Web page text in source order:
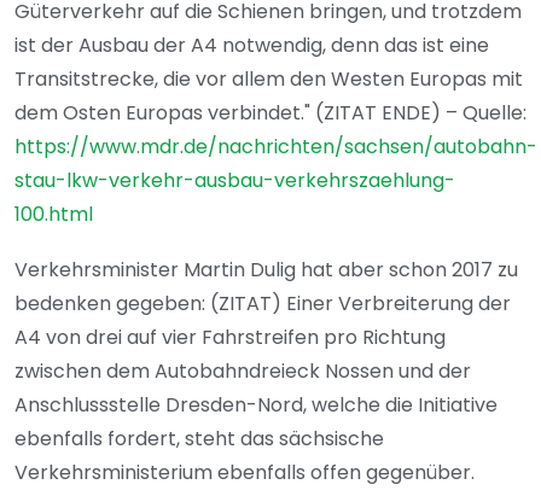
Güterverkehr auf die Schienen bringen, und trotzdem
ist der Ausbau der A4 notwendig, denn das ist eine
Transitstrecke, die vor allem den Westen Europas mit
dem Osten Europas verbindet." (ZITAT ENDE) – Quelle:
https://www.mdr.de/nachrichten/sachsen/autobahn-
stau-lkw-verkehr-ausbau-verkehrszaehlung-
100.html
Verkehrsminister Martin Dulig hat aber schon 2017 zu
bedenken gegeben: (ZITAT) Einer Verbreiterung der
A4 von drei auf vier Fahrstreifen pro Richtung
zwischen dem Autobahndreieck Nossen und der
Anschlussstelle Dresden-Nord, welche die Initiative
ebenfalls fordert, steht das sächsische
Verkehrsministerium ebenfalls offen gegenüber.